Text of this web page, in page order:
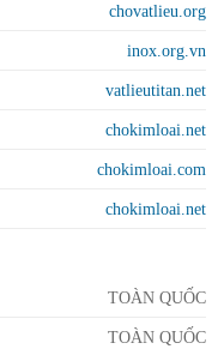
chovatlieu.org
inox.org.vn
vatlieutitan.net
chokimloai.net
chokimloai.com
chokimloai.net
TOÀN QUỐC
TOÀN QUỐC